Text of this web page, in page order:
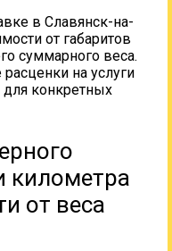
в Славянск-на-
от габаритов
суммарного веса.
на услуги
для конкретных
километра
от веса